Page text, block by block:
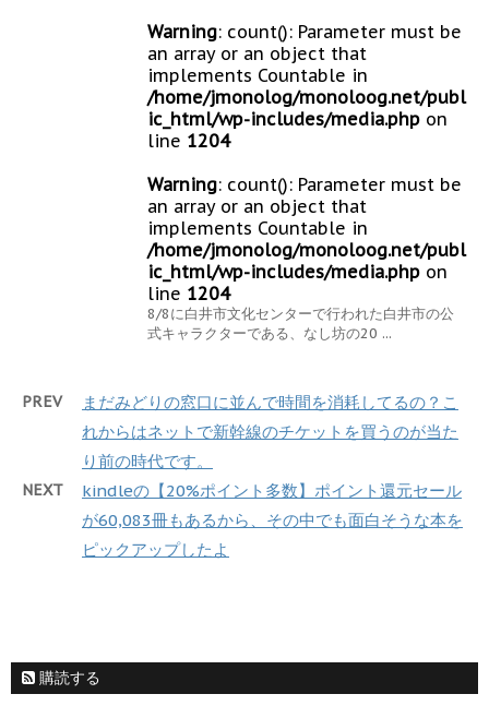
Warning: count(): Parameter must be
an array or an object that
implements Countable in
/home/jmonolog/monoloog.net/publ
ic_html/wp-includes/media.php on
line 1204
Warning: count(): Parameter must be
an array or an object that
implements Countable in
/home/jmonolog/monoloog.net/publ
ic_html/wp-includes/media.php on
line 1204
8/8に白井市文化センターで行われた白井市の公
式キャラクターである、なし坊の20 ...
PREV
まだみどりの窓口に並んで時間を消耗してるの？こ
れからはネットで新幹線のチケットを買うのが当た
り前の時代です。
NEXT
kindleの【20%ポイント多数】ポイント還元セール
が60,083冊もあるから、その中でも面白そうな本を
ピックアップしたよ
購読する